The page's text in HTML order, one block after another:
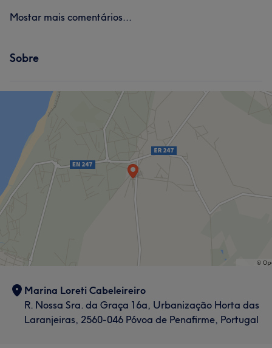
Mostar mais comentários...
Sobre
Marina Loreti Cabeleireiro
R. Nossa Sra. da Graça 16a, Urbanização Horta das
Laranjeiras, 2560-046 Póvoa de Penafirme, Portugal